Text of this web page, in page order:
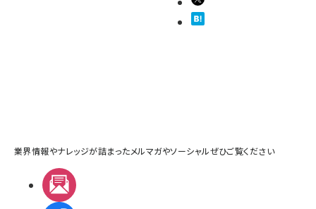
業界情報やナレッジが詰まったメルマガやソーシャルぜひご覧ください